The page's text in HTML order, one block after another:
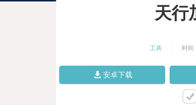
天行
工具 时间
安卓下载